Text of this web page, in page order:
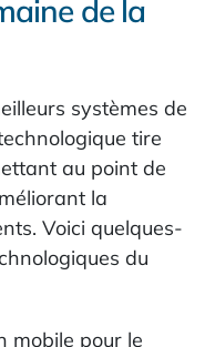
de la
systèmes de
tire
au point de
la
Voici quelques-
du
mobile pour le